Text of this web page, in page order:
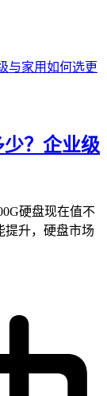
少？企业级
硬盘现在值不
提升，硬盘市场